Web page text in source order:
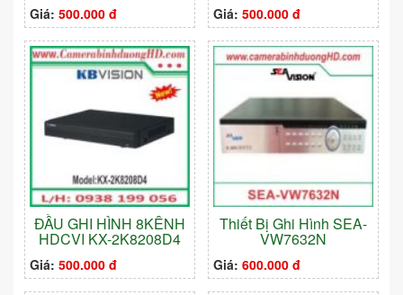
Giá: 500.000 đ Giá: 500.000 đ
ĐẦU GHI HÌNH 8KÊNH
HDCVI KX-2K8208D4
Giá: 500.000 đ
Thiết Bị Ghi Hình SEA-
VW7632N
Giá: 600.000 đ